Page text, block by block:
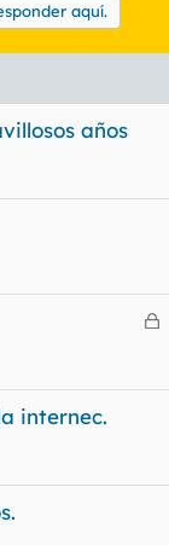
aquí.
años
C
r
internec.